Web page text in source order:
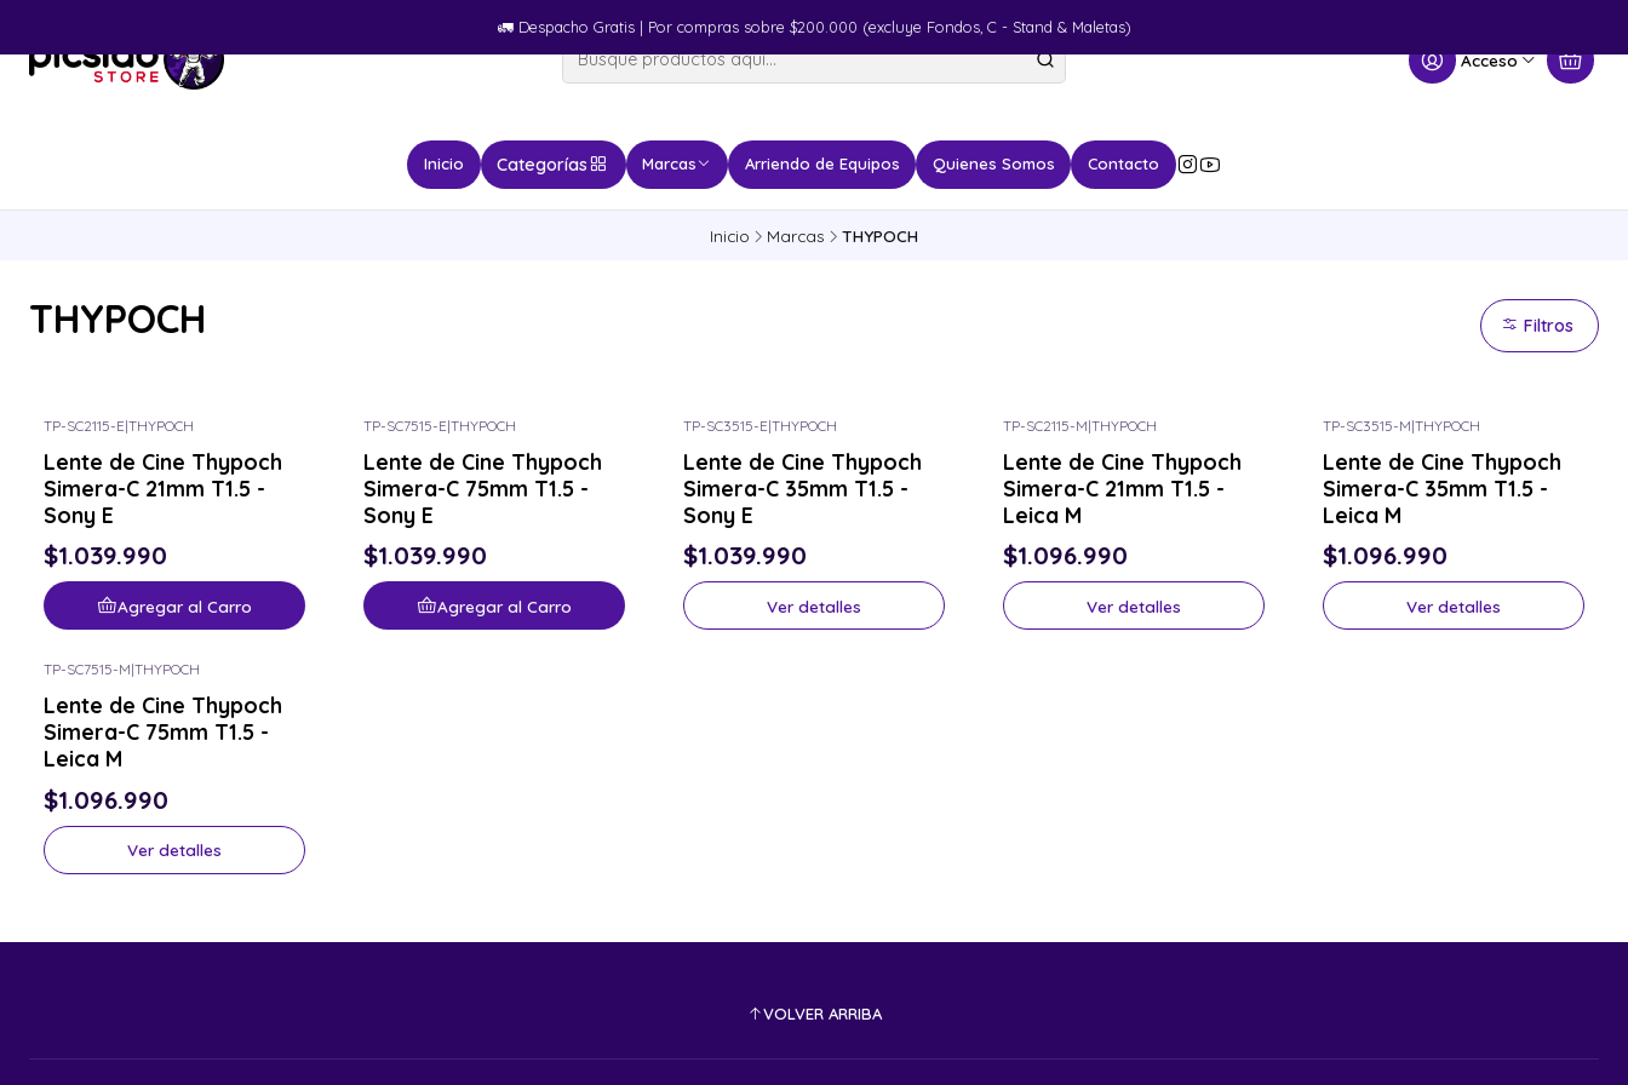
Acceso
Inicio Categorías Marcas Arriendo de Equipos Quienes Somos Contacto
🚛​ Despacho Gratis | Por compras sobre $200.000 (excluye Fondos, C - Stand & Maletas)
Inicio Marcas THYPOCH
THYPOCH Filtros
TP-SC2115-E|THYPOCH
Lente de Cine Thypoch
Simera-C 21mm T1.5 -
Sony E
$1.039.990
Agregar al Carro
TP-SC7515-E|THYPOCH
Lente de Cine Thypoch
Simera-C 75mm T1.5 -
Sony E
$1.039.990
Agregar al Carro
TP-SC3515-E|THYPOCH
Lente de Cine Thypoch
Simera-C 35mm T1.5 -
Sony E
$1.039.990
Ver detalles
TP-SC2115-M|THYPOCH
Lente de Cine Thypoch
Simera-C 21mm T1.5 -
Leica M
$1.096.990
Ver detalles
TP-SC3515-M|THYPOCH
Lente de Cine Thypoch
Simera-C 35mm T1.5 -
Leica M
$1.096.990
Ver detalles
TP-SC7515-M|THYPOCH
Lente de Cine Thypoch
Simera-C 75mm T1.5 -
Leica M
$1.096.990
Ver detalles
VOLVER ARRIBA